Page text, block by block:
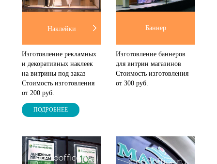
Наклейки
Изготовление рекламных
и декоративных наклеек
на витрины под заказ
Стоимость изготовления
от 200 руб.
ПОДРОБНЕЕ
Баннер
Изготовление баннеров
для витрин магазинов
Стоимость изготовления
от 300 руб.